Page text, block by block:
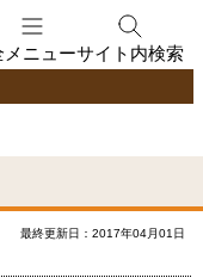
メニューサイト内検索
最終更新日：2017年04月01日